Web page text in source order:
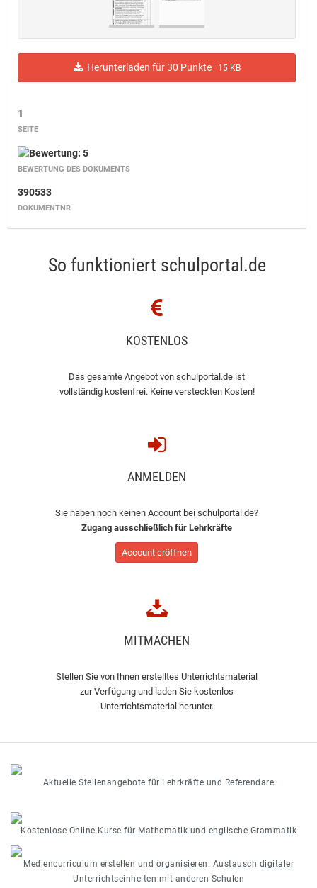
Herunterladen für 30 Punkte 15 KB
1
SEITE
BEWERTUNG DES DOKUMENTS
390533
DOKUMENTNR
So funktioniert schulportal.de
KOSTENLOS
Das gesamte Angebot von schulportal.de ist
vollständig kostenfrei. Keine versteckten Kosten!
ANMELDEN
Sie haben noch keinen Account bei schulportal.de?
Zugang ausschließlich für Lehrkräfte
Account eröffnen
MITMACHEN
Stellen Sie von Ihnen erstelltes Unterrichtsmaterial
zur Verfügung und laden Sie kostenlos
Unterrichtsmaterial herunter.
Aktuelle Stellenangebote für Lehrkräfte und Referendare
Kostenlose Online-Kurse für Mathematik und englische Grammatik
Mediencurriculum erstellen und organisieren. Austausch digitaler
Unterrichtseinheiten mit anderen Schulen